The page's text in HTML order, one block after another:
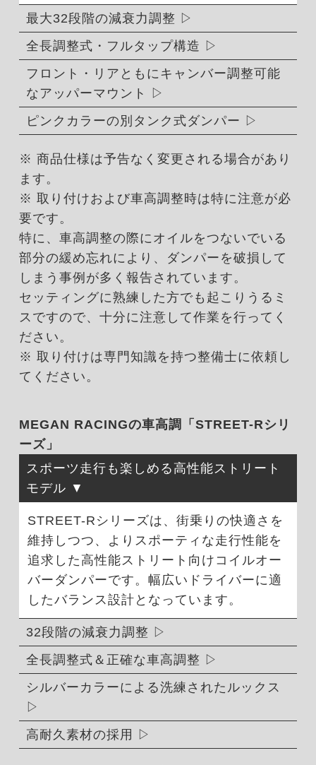
最大32段階の減衰力調整
全長調整式・フルタップ構造
フロント・リアともにキャンバー調整可能
なアッパーマウント
ピンクカラーの別タンク式ダンパー
※ 商品仕様は予告なく変更される場合があり
ます。
※ 取り付けおよび車高調整時は特に注意が必
要です。
特に、車高調整の際にオイルをつないでいる
部分の緩め忘れにより、ダンパーを破損して
しまう事例が多く報告されています。
セッティングに熟練した方でも起こりうるミ
スですので、十分に注意して作業を行ってく
ださい。
※ 取り付けは専門知識を持つ整備士に依頼し
てください。
MEGAN RACINGの車高調「STREET-Rシリ
ーズ」
スポーツ走行も楽しめる高性能ストリート
モデル
STREET-Rシリーズは、街乗りの快適さを
維持しつつ、よりスポーティな走行性能を
追求した高性能ストリート向けコイルオー
バーダンパーです。幅広いドライバーに適
したバランス設計となっています。
32段階の減衰力調整
全長調整式＆正確な車高調整
シルバーカラーによる洗練されたルックス
高耐久素材の採用